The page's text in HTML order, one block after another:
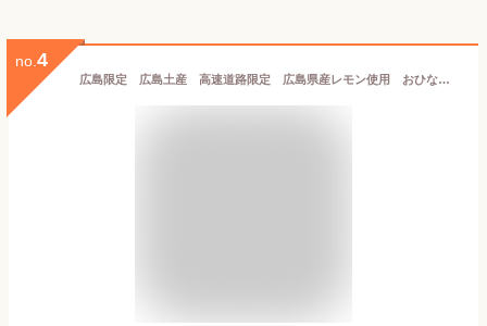
no. 4
広島限定 広島土産 高速道路限定 広島県産レモン使用 おひなたレモン Lemon no aji no kawaii tart cookie 檸檬タルトクッキー 焼菓子 １２個